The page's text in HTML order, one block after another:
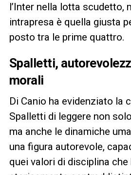
l’Inter nella lotta scudetto,
intrapresa è quella giusta
posto tra le prime quattro.
Spalletti,
morali
Di Canio ha evidenziato la
Spalletti di leggere non
ma anche le dinamiche
una figura autorevole,
quei valori di disciplina che